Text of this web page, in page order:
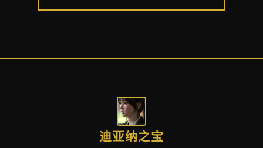
迪亚纳之宝